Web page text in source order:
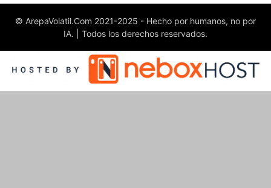
© ArepaVolatil.Com 2021-2025 - Hecho por humanos, no por
IA. | Todos los derechos reservados.